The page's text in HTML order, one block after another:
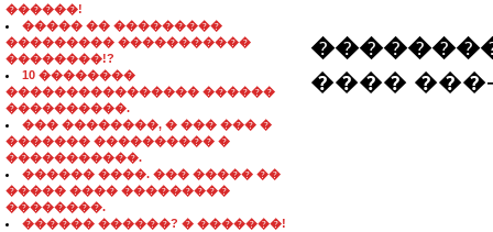
������!
����� �� ���������
��������� �����������
��������!?
10 ��������
���������������� ������
����������.
��� ��������, � ��� ��� �
������� ���������� �
�����������.
������ ����. ��� ����� ��
����� ���� ���������
��������.
������ ������? � �������!
���� ���-